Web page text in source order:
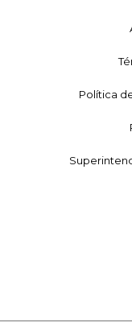
Política